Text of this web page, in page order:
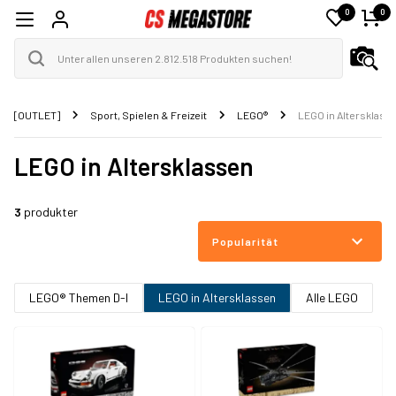
0 0
[OUTLET] Sport, Spielen & Freizeit LEGO® LEGO in
LEGO in Altersklassen
3 produkter
Popularität
LEGO® Themen D-I LEGO in Altersklassen Alle LEGO